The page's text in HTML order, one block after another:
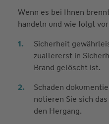
Wenn es bei Ihnen
handeln und wie folgt
Sicherheit
zuallererst in
Brand gelöscht ist.
Schaden
notieren Sie sich
den Hergang.